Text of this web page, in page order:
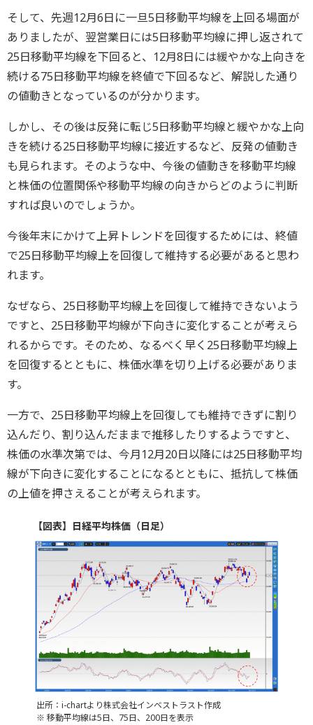
そして、先週12月6日に一旦5日移動平均線を上回る場面が
ありましたが、翌営業日には5日移動平均線に押し返されて
25日移動平均線を下回ると、12月8日には緩やかな上向きを
続ける75日移動平均線を終値で下回るなど、解説した通り
の値動きとなっているのが分かります。
しかし、その後は反発に転じ5日移動平均線と緩やかな上向
きを続ける25日移動平均線に接近するなど、反発の値動き
も見られます。そのような中、今後の値動きを移動平均線
と株価の位置関係や移動平均線の向きからどのように判断
すれば良いのでしょうか。
今後年末にかけて上昇トレンドを回復するためには、終値
で25日移動平均線上を回復して維持する必要があると思わ
れます。
なぜなら、25日移動平均線上を回復して維持できないよう
ですと、25日移動平均線が下向きに変化することが考えら
れるからです。そのため、なるべく早く25日移動平均線上
を回復するとともに、株価水準を切り上げる必要がありま
す。
一方で、25日移動平均線上を回復しても維持できずに割り
込んだり、割り込んだままで推移したりするようですと、
株価の水準次第では、今月12月20日以降には25日移動平均
線が下向きに変化することになるとともに、抵抗して株価
の上値を押さえることが考えられます。
【図表】日経平均株価（日足）
出所：i-chartより株式会社インベストラスト作成
※ 移動平均線は5日、75日、200日を表示